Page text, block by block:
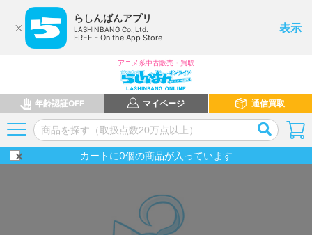
らしんばんアプリ
LASHINBANG Co.,Ltd.
FREE - On the App Store
表示
アニメ系中古販売・買取
年齢認証OFF マイページ 通信買取
カートに0個の商品が入っています